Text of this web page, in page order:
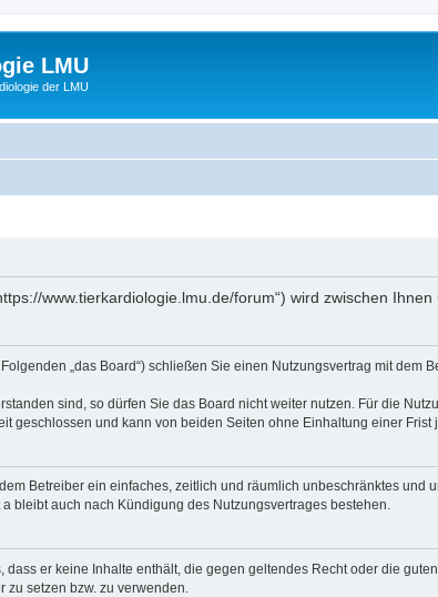
LMU
der LMU
www.tierkardiologie.lmu.de/forum“) wird zwischen
„das Board“) schließen Sie einen Nutzungsvertrag mit dem
sind, so dürfen Sie das Board nicht weiter nutzen. Für die
geschlossen und kann von beiden Seiten ohne Einhaltung einer
Betreiber ein einfaches, zeitlich und räumlich unbeschränktes
bleibt auch nach Kündigung des Nutzungsvertrages bestehen.
er keine Inhalte enthält, die gegen geltendes Recht oder die
setzen bzw. zu verwenden.